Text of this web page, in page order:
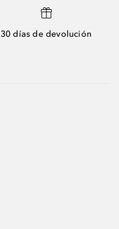
30 días de devolución